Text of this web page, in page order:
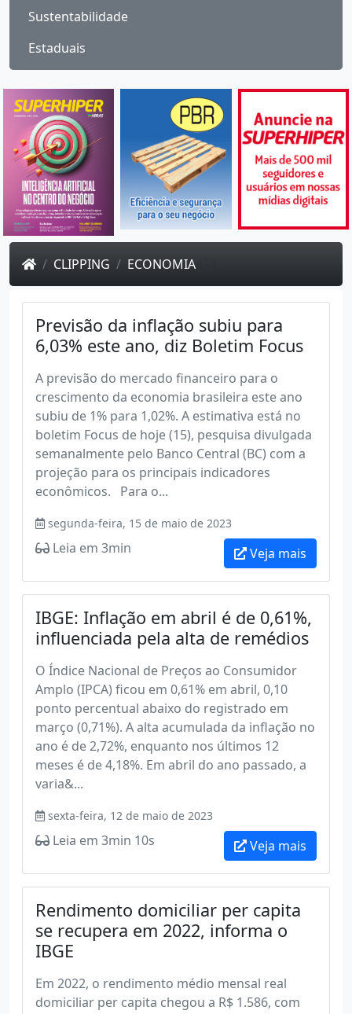
Sustentabilidade
Estaduais
CLIPPING ECONOMIA
Previsão da inflação subiu para
6,03% este ano, diz Boletim Focus
A previsão do mercado financeiro para o
crescimento da economia brasileira este ano
subiu de 1% para 1,02%. A estimativa está no
boletim Focus de hoje (15), pesquisa divulgada
semanalmente pelo Banco Central (BC) com a
projeção para os principais indicadores
econômicos. Para o...
segunda-feira, 15 de maio de 2023
Leia em 3min Veja mais
IBGE: Inflação em abril é de 0,61%,
influenciada pela alta de remédios
O Índice Nacional de Preços ao Consumidor
Amplo (IPCA) ficou em 0,61% em abril, 0,10
ponto percentual abaixo do registrado em
março (0,71%). A alta acumulada da inflação no
ano é de 2,72%, enquanto nos últimos 12
meses é de 4,18%. Em abril do ano passado, a
varia&...
sexta-feira, 12 de maio de 2023
Leia em 3min 10s Veja mais
Rendimento domiciliar per capita
se recupera em 2022, informa o
IBGE
Em 2022, o rendimento médio mensal real
domiciliar per capita chegou a R$ 1.586, com